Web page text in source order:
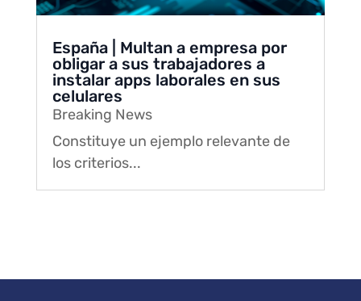
España | Multan a empresa por
obligar a sus trabajadores a
instalar apps laborales en sus
celulares
Breaking News
Constituye un ejemplo relevante de
los criterios...